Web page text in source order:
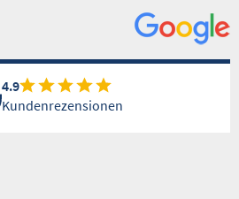
4.9
Kundenrezensionen